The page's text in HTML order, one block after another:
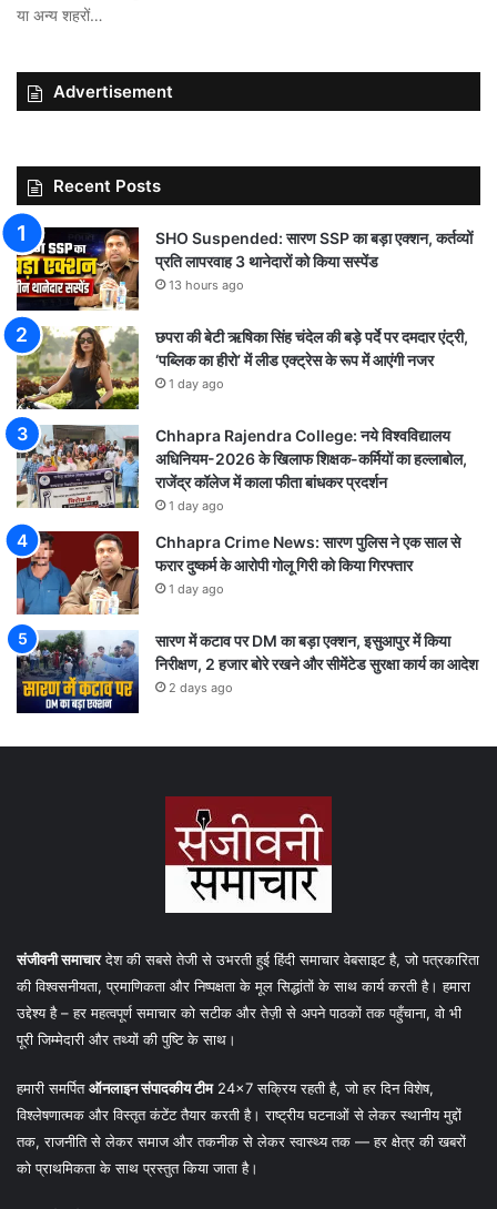
या अन्य शहरों…
Advertisement
Recent Posts
SHO Suspended: सारण SSP का बड़ा एक्शन, कर्तव्यों
प्रति लापरवाह 3 थानेदारों को किया सस्पेंड
13 hours ago
छपरा की बेटी ऋषिका सिंह चंदेल की बड़े पर्दे पर दमदार एंट्री,
‘पब्लिक का हीरो’ में लीड एक्ट्रेस के रूप में आएंगी नजर
1 day ago
Chhapra Rajendra College: नये विश्वविद्यालय
अधिनियम-2026 के खिलाफ शिक्षक-कर्मियों का हल्लाबोल,
राजेंद्र कॉलेज में काला फीता बांधकर प्रदर्शन
1 day ago
Chhapra Crime News: सारण पुलिस ने एक साल से
फरार दुष्कर्म के आरोपी गोलू गिरी को किया गिरफ्तार
1 day ago
सारण में कटाव पर DM का बड़ा एक्शन, इसुआपुर में किया
निरीक्षण, 2 हजार बोरे रखने और सीमेंटेड सुरक्षा कार्य का आदेश
2 days ago
संजीवनी समाचारदेश की सबसे तेजी से उभरती हुई हिंदी समाचार वेबसाइट है, जो पत्रकारिता
की विश्वसनीयता, प्रमाणिकता और निष्पक्षता के मूल सिद्धांतों के साथ कार्य करती है। हमारा
उद्देश्य है – हर महत्वपूर्ण समाचार को सटीक और तेज़ी से अपने पाठकों तक पहुँचाना, वो भी
पूरी जिम्मेदारी और तथ्यों की पुष्टि के साथ।
हमारी समर्पितऑनलाइन संपादकीय टीम24×7 सक्रिय रहती है, जो हर दिन विशेष,
विश्लेषणात्मक और विस्तृत कंटेंट तैयार करती है। राष्ट्रीय घटनाओं से लेकर स्थानीय मुद्दों
तक, राजनीति से लेकर समाज और तकनीक से लेकर स्वास्थ्य तक — हर क्षेत्र की खबरों
को प्राथमिकता के साथ प्रस्तुत किया जाता है।